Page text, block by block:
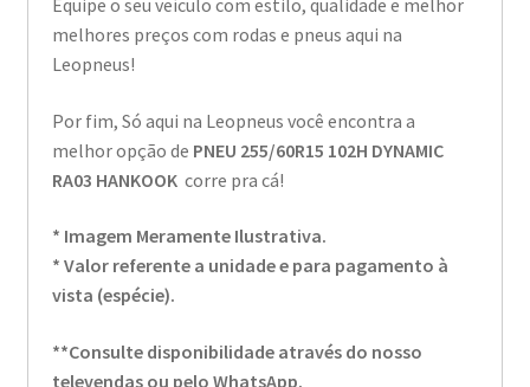
melhores preços com rodas e pneus aqui na
Leopneus!
Por fim, Só aqui na Leopneus você encontra a
melhor opção de PNEU 255/60R15 102H DYNAMIC
RA03 HANKOOKcorre pra cá!
* Imagem Meramente Ilustrativa.
* Valor referente a unidade e para pagamento à
vista (espécie).
**Consulte disponibilidade através do nosso
televendas ou pelo WhatsApp.